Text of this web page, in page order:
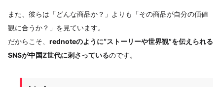
また、彼らは「どんな商品か？」よりも「その商品が自分の価値
観に合うか？」を見ています。
だからこそ、 rednoteのように“ストーリーや世界観”を伝えられる
SNSが中国Z世代に刺さっているのです。